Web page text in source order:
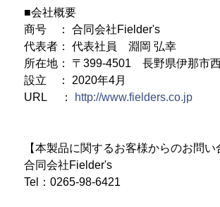
■会社概要
商号 ： 合同会社Fielder's
代表者： 代表社員 淵岡 弘幸
所在地： 〒399-4501 長野県伊那市
設立 ： 2020年4月
URL ：
http://www.fielders.co.jp
【本製品に関するお客様からのお問い
合同会社Fielder's
Tel：0265-98-6421